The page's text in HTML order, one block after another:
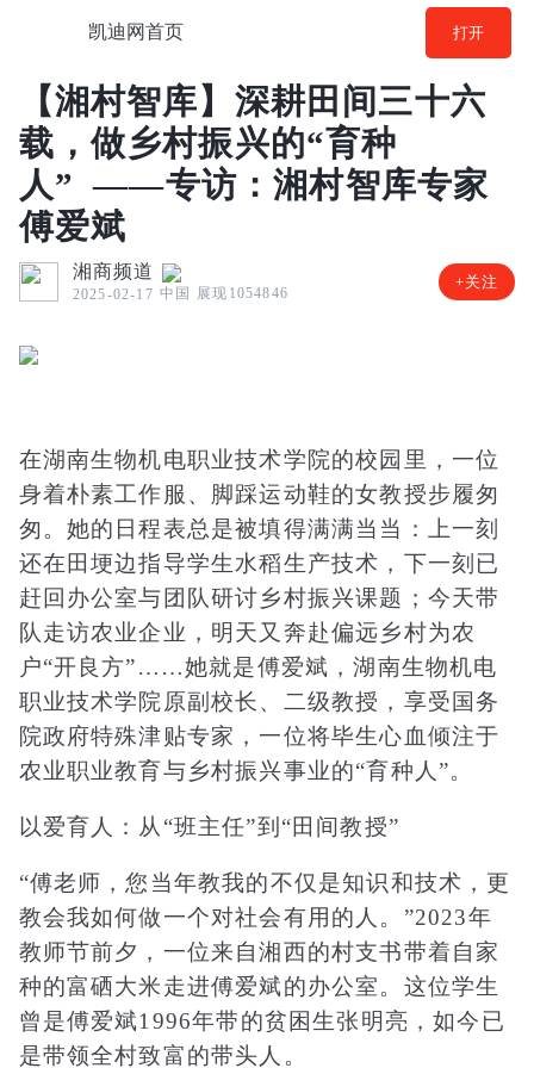
凯迪网首页 打开
【湘村智库】深耕田间三十六
载，做乡村振兴的“育种
人” ——专访：湘村智库专家
傅爱斌
湘商频道
2025-02-17 中国 展现1054846
+关注
在湖南生物机电职业技术学院的校园里，一位
身着朴素工作服、脚踩运动鞋的女教授步履匆
匆。她的日程表总是被填得满满当当：上一刻
还在田埂边指导学生水稻生产技术，下一刻已
赶回办公室与团队研讨乡村振兴课题；今天带
队走访农业企业，明天又奔赴偏远乡村为农
户“开良方”……她就是傅爱斌，湖南生物机电
职业技术学院原副校长、二级教授，享受国务
院政府特殊津贴专家，一位将毕生心血倾注于
农业职业教育与乡村振兴事业的“育种人”。
以爱育人：从“班主任”到“田间教授”
“傅老师，您当年教我的不仅是知识和技术，更
教会我如何做一个对社会有用的人。”2023年
教师节前夕，一位来自湘西的村支书带着自家
种的富硒大米走进傅爱斌的办公室。这位学生
曾是傅爱斌1996年带的贫困生张明亮，如今已
是带领全村致富的带头人。